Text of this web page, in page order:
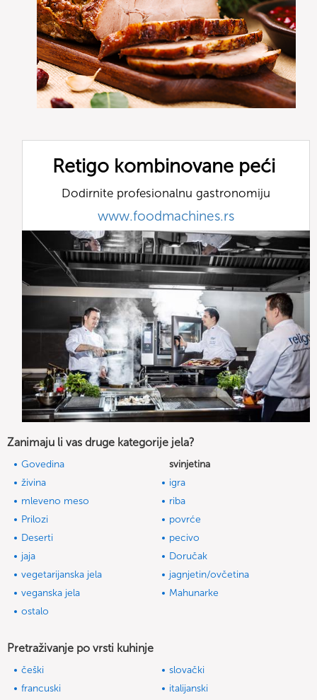
Retigo kombinovane peći
Dodirnite profesionalnu gastronomiju
www.foodmachines.rs
Zanimaju li vas druge kategorije jela?
Govedina
svinjetina
živina
igra
mleveno meso
riba
Prilozi
povrće
Deserti
pecivo
jaja
Doručak
vegetarijanska jela
jagnjetin/ovčetina
veganska jela
Mahunarke
ostalo
Pretraživanje po vrsti kuhinje
češki
slovački
francuski
italijanski